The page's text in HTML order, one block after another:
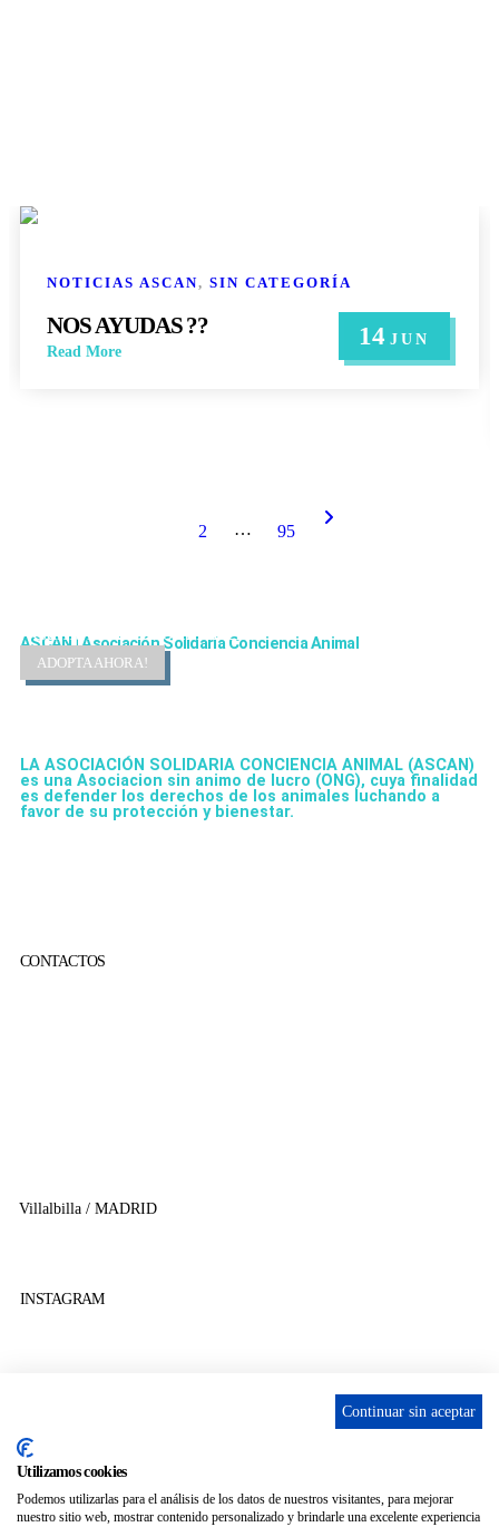
14 JUN
NOTICIAS ASCAN, SIN CATEGORÍA
NOS AYUDAS ??
Read More
2 … 95
Cambiando Conciencias
ASCAN | Asociación Solidaría Conciencia Animal
ADOPTA AHORA!
LA ASOCIACIÓN SOLIDARIA CONCIENCIA ANIMAL (ASCAN)
es una Asociacion sin animo de lucro (ONG), cuya finalidad
es defender los derechos de los animales luchando a
favor de su protección y bienestar.
CONTACTOS
Villalbilla / MADRID
INSTAGRAM
ENLACES
Adopta un perro
Continuar sin aceptar
Utilizamos cookies
Podemos utilizarlas para el análisis de los datos de nuestros visitantes, para mejorar
nuestro sitio web, mostrar contenido personalizado y brindarle una excelente experiencia